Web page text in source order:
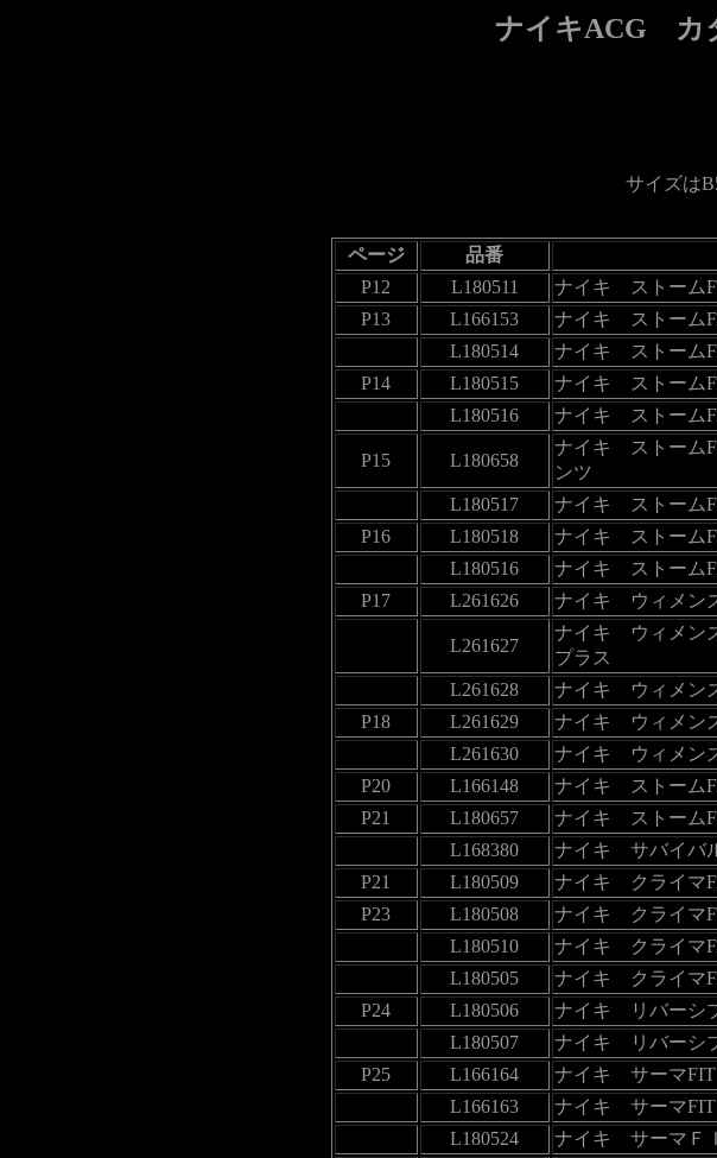
ナイキACG カ
サイズは
ページ 品番
P12
L180511 ナイキ ストー
P13
L166153 ナイキ ストーム
L180514
ナイキ ストーム
P14
L180515 ナイキ ストーム
L180516
ナイキ ストーム
P15 L180658
ナイキ ストーム
ンツ
L180517 ナイキ ストーム
P16
L180518 ナイキ ストー
L180516
ナイキ ストーム
P17
L261626 ナイキ ウィメン
L261627
ナイキ ウィメ
プラス
L261628 ナイキ ウィメン
P18
L261629 ナイキ ウィメ
L261630
ナイキ ウィメン
P20
L166148 ナイキ ストーム
P21
L180657 ナイキ ストーム
L168380
ナイキ サバイバ
P21
L180509 ナイキ クライマ
P23
L180508 ナイキ クライマ
L180510
ナイキ クライマ
L180505
ナイキ クライマ
P24
L180506 ナイキ リバーシ
L180507
ナイキ リバーシ
P25
L166164 ナイキ サーマ
L166163
ナイキ サーマ
L180524
ナイキ サーマＦ